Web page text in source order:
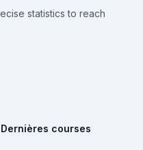
statistics to reach
Dernières courses